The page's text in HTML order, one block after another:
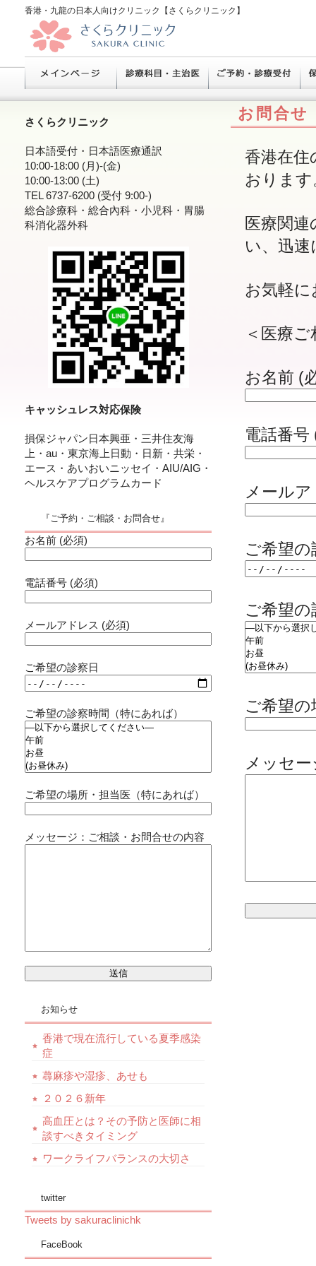
香港・九龍の日本人向けクリニック【さくらクリニック】
お問合せ
香港在住
おります
医療関
い、迅
お気軽
＜医療
お名前 (
電話番号
メール
ご希望の
ご希望
ご希望
メッセ
さくらクリニック
日本語受付・日本語医療通訳
10:00-18:00 (月)-(金)
10:00-13:00 (土)
TEL 6737-6200 (受付 9:00-)
総合診療科・総合內科・小児科・胃腸
科消化器外科
キャッシュレス対応保険
損保ジャパン日本興亜・三井住友海
上・au・東京海上日動・日新・共栄・
エース・あいおいニッセイ・AIU/AIG・
ヘルスケアプログラムカード
『ご予約・ご相談・お問合せ』
お名前 (必須)
電話番号 (必須)
メールアドレス (必須)
ご希望の診察日
ご希望の診察時間（特にあれば）
ご希望の場所・担当医（特にあれば）
メッセージ：ご相談・お問合せの内容
お知らせ
香港で現在流行している夏季感染
症
蕁麻疹や湿疹、あせも
２０２６新年
高血圧とは？その予防と医師に相
談すべきタイミング
ワークライフバランスの大切さ
twitter
Tweets by sakuraclinichk
FaceBook